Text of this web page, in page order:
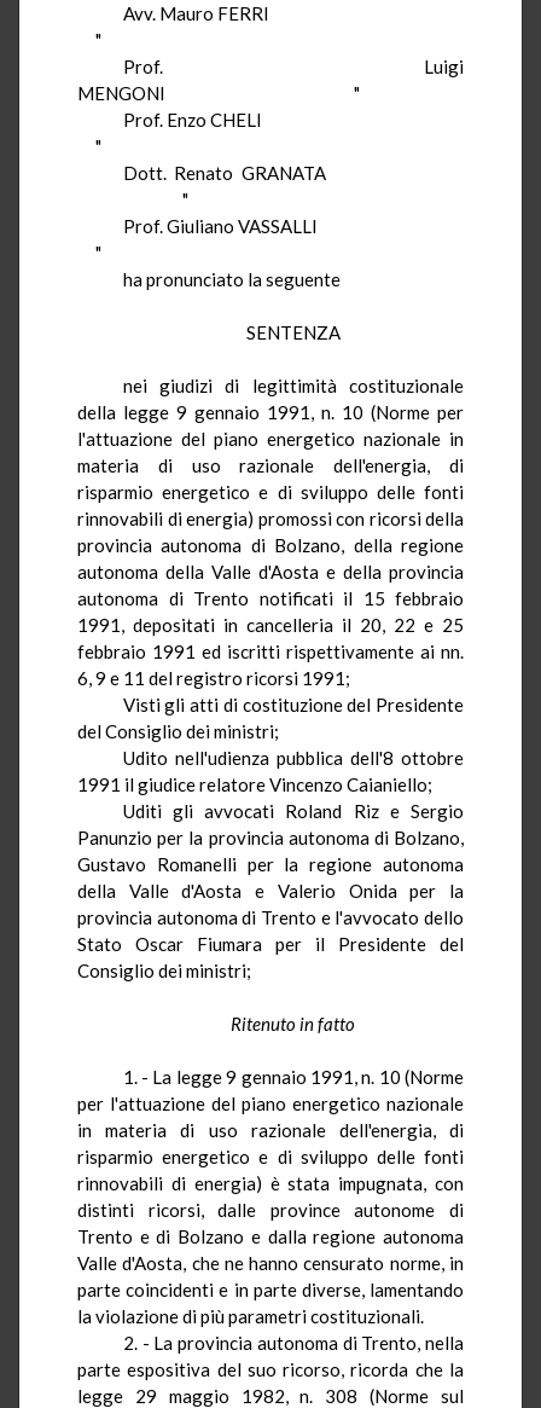
Avv. Mauro FERRI
"
Prof. Luigi
MENGONI
"
Prof. Enzo CHELI
"
Dott. Renato GRANATA
"
Prof. Giuliano VASSALLI
"
hapronunciato la seguente
SENTENZA
neigiudizi di legittimità costituzionale
della legge 9 gennaio 1991, n. 10 (Norme per
l'attuazione del piano energetico nazionale in
materia di uso razionale dell'energia, di
risparmio energetico e di sviluppo delle fonti
rinnovabili di energia) promossi con ricorsi della
provincia autonoma di Bolzano, della regione
autonoma della Valle d'Aosta e della provincia
autonoma di Trento notificati il 15 febbraio
1991, depositati in cancelleria il 20, 22 e 25
febbraio 1991 ed iscritti rispettivamente ai nn.
6, 9 e 11 del registro ricorsi 1991;
Visti gli atti di costituzione del Presidente
delConsiglio dei ministri;
Udito nell'udienza pubblica dell'8 ottobre
1991 il giudice relatore Vincenzo Caianiello;
Uditi gli avvocati Roland Rize Sergio
Panunzio per la provincia autonoma di Bolzano,
Gustavo Romanelliper la regione autonoma
della Valle d'Aosta e Valerio Onidaper la
provincia autonoma di Trento e l'avvocato dello
Stato Oscar Fiumara per il Presidente del
Consiglio dei ministri;
Ritenuto in fatto
1. - La legge 9 gennaio 1991, n. 10 (Norme
per l'attuazione del piano energetico nazionale
in materia di uso razionale dell'energia, di
risparmio energetico e di sviluppo delle fonti
rinnovabili di energia) èstata impugnata, con
distinti ricorsi, dalle province autonome di
Trento e di Bolzano e dalla regione autonoma
Valle d'Aosta, che ne hanno censurato norme, in
parte coincidenti e in parte diverse, lamentando
la violazione di più parametri costituzionali.
2. - La provincia autonoma di Trento, nella
parte espositiva del suo ricorso, ricorda che la
legge 29 maggio 1982, n. 308 (Norme sul